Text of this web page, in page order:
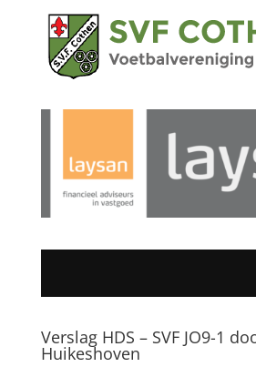
Verslag HDS – SVF JO9-1
Huikeshoven